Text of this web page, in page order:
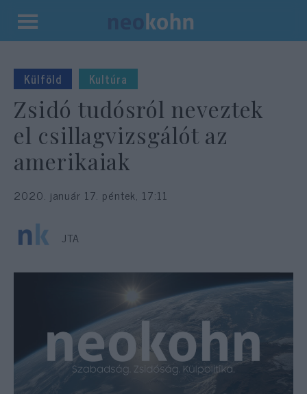
Kilépés
tartalomba
Külföld Kultúra
Zsidó tudósról neveztek
el csillagvizsgálót az
amerikaiak
2020. január 17. péntek, 17:11
JTA